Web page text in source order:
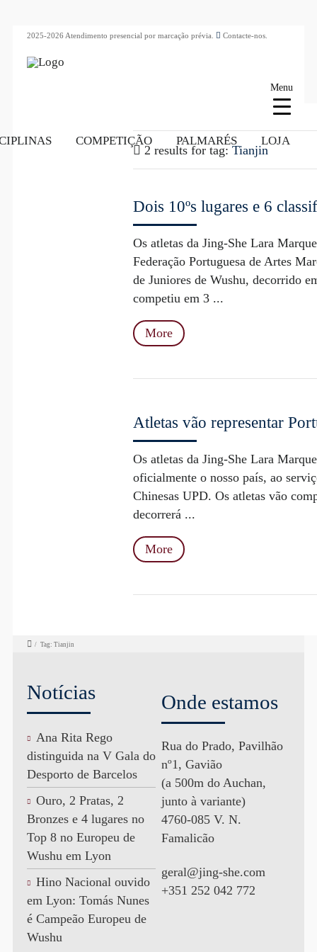
2025-2026 Atendimento presencial por marcação prévia. Contacte-nos.
COMPETIÇÃO PALMARÉS LOJA
2 results for tag: Tianjin
Dois 10ºs lugares e 6
Os atletas da Jing-She Lara
Federação Portuguesa de Artes
de Juniores de Wushu, decorrido
competiu em 3 ...
More
Atletas vão representar
Os atletas da Jing-She Lara
oficialmente o nosso país, ao
Chinesas UPD. Os atletas vão
decorrerá ...
More
/ Tag: Tianjin
Notícias
Ana Rita Rego
distinguida na V Gala do
Desporto de Barcelos
Ouro, 2 Pratas, 2
Bronzes e 4 lugares no
Top 8 no Europeu de
Wushu em Lyon
Hino Nacional ouvido
em Lyon: Tomás Nunes
é Campeão Europeu de
Wushu
Onde estamos
Rua do Prado, Pavilhão
nº1, Gavião
(a 500m do Auchan,
junto à variante)
4760-085 V. N.
Famalicão
geral@jing-she.com
+351 252 042 772
Menu